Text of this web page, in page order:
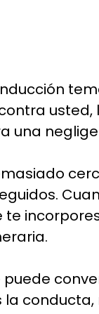
usted,
una